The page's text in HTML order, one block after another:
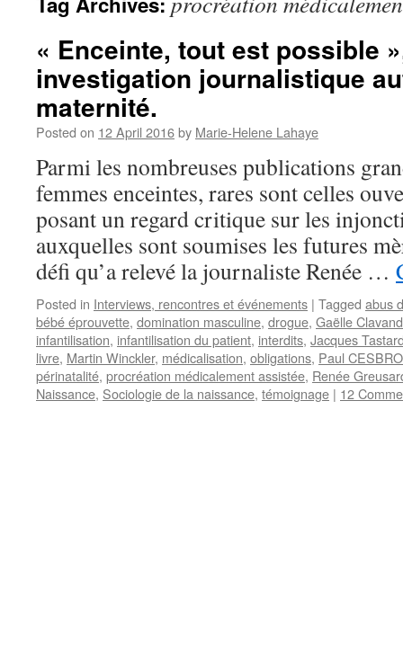
« Enceinte, tout est possible
investigation journalistique
maternité.
Posted on 12 April 2016by Marie-Helene Lahaye
Parmi les nombreuses publications
femmes enceintes, rares sont celles
posant un regard critique sur les
auxquelles sont soumises les futures
défi qu’a relevé la journaliste Renée …
Posted in Interviews, rencontres et événements | Tagged abus
bébé éprouvette, domination masculine, drogue, Gaëlle
infantilisation, infantilisation du patient, interdits, Jacques
livre, Martin Winckler, médicalisation, obligations, Paul
périnatalité, procréation médicalement assistée, Renée
Naissance, Sociologie de la naissance, témoignage | 12